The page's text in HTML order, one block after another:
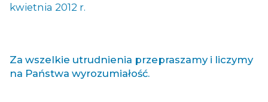
kwietnia 2012 r.
Za wszelkie utrudnienia przepraszamy i liczymy
na Państwa wyrozumiałość.